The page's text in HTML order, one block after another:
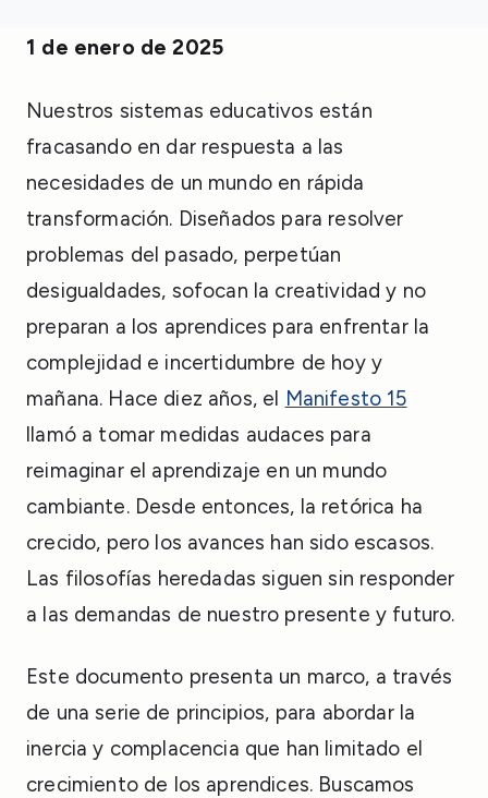
1 de enero de 2025
Nuestros sistemas educativos están
fracasando en dar respuesta a las
necesidades de un mundo en rápida
transformación. Diseñados para resolver
problemas del pasado, perpetúan
desigualdades, sofocan la creatividad y no
preparan a los aprendices para enfrentar la
complejidad e incertidumbre de hoy y
mañana. Hace diez años, el Manifesto 15
llamó a tomar medidas audaces para
reimaginar el aprendizaje en un mundo
cambiante. Desde entonces, la retórica ha
crecido, pero los avances han sido escasos.
Las filosofías heredadas siguen sin responder
a las demandas de nuestro presente y futuro.
Este documento presenta un marco, a través
de una serie de principios, para abordar la
inercia y complacencia que han limitado el
crecimiento de los aprendices. Buscamos